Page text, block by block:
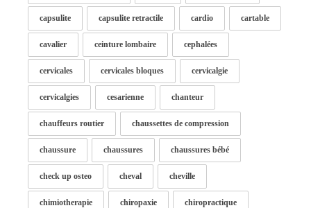
capsulite capsulite retractile cardio cartable
cavalier ceinture lombaire cephalées
cervicales cervicales bloques cervicalgie
cervicalgies cesarienne chanteur
chauffeurs routier chaussettes de compression
chaussure chaussures chaussures bébé
check up osteo cheval cheville
chimiotherapie chiropaxie chiropractique